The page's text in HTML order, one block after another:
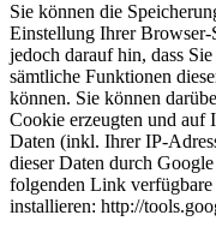
Sie können die
Einstellung Ihrer
jedoch darauf hin, dass
sämtliche Funktionen
können. Sie können
Cookie erzeugten und auf
Daten (inkl. Ihrer IP-
dieser Daten durch
folgenden Link
installieren: http://